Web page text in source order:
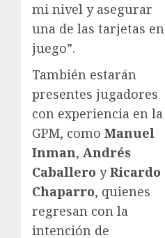
mi nivel y asegurar
una de las tarjetas en
juego”.
También estarán
presentes jugadores
con experiencia en la
GPM, como Manuel
Inman, Andrés
Caballero yRicardo
Chaparro, quienes
regresan con la
intención de